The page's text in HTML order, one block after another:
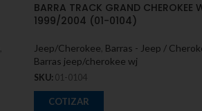
,
BARRA TRACK GRAND CHEROKEE
1999/2004 (01-0104)
Jeep/Cherokee, Barras - Jeep /
Barras jeep/cherokee wj
SKU: 01-0104
COTIZAR